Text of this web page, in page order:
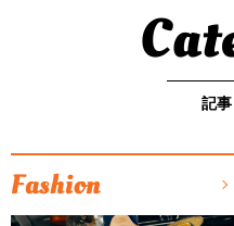
記
Fashion